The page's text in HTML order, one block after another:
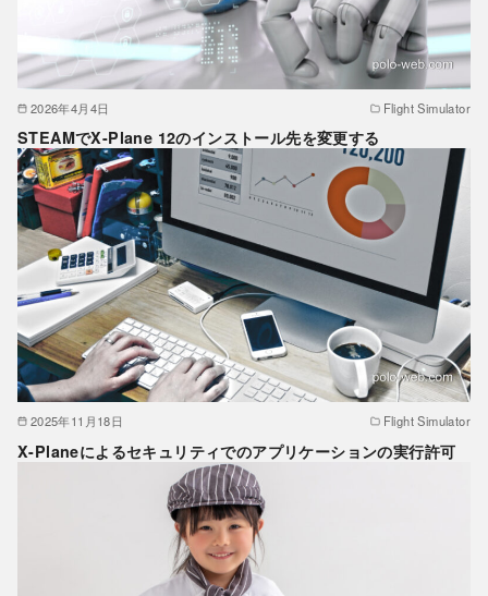
2026年4月4日 Flight Simulator
STEAMでX-Plane 12のインストール先を変更する
2025年11月18日 Flight Simulator
X-Planeによるセキュリティでのアプリケーションの実行許可